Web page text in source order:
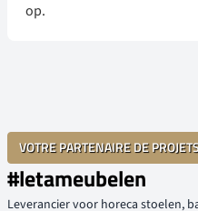
op.
VOTRE PARTENAIRE DE
#letameubelen
Leverancier voor horeca stoelen,